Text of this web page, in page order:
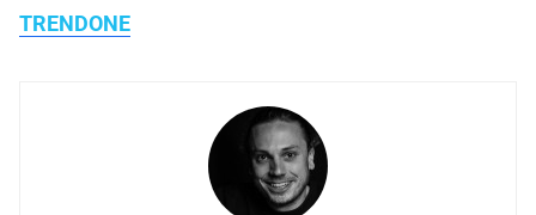
TRENDONE